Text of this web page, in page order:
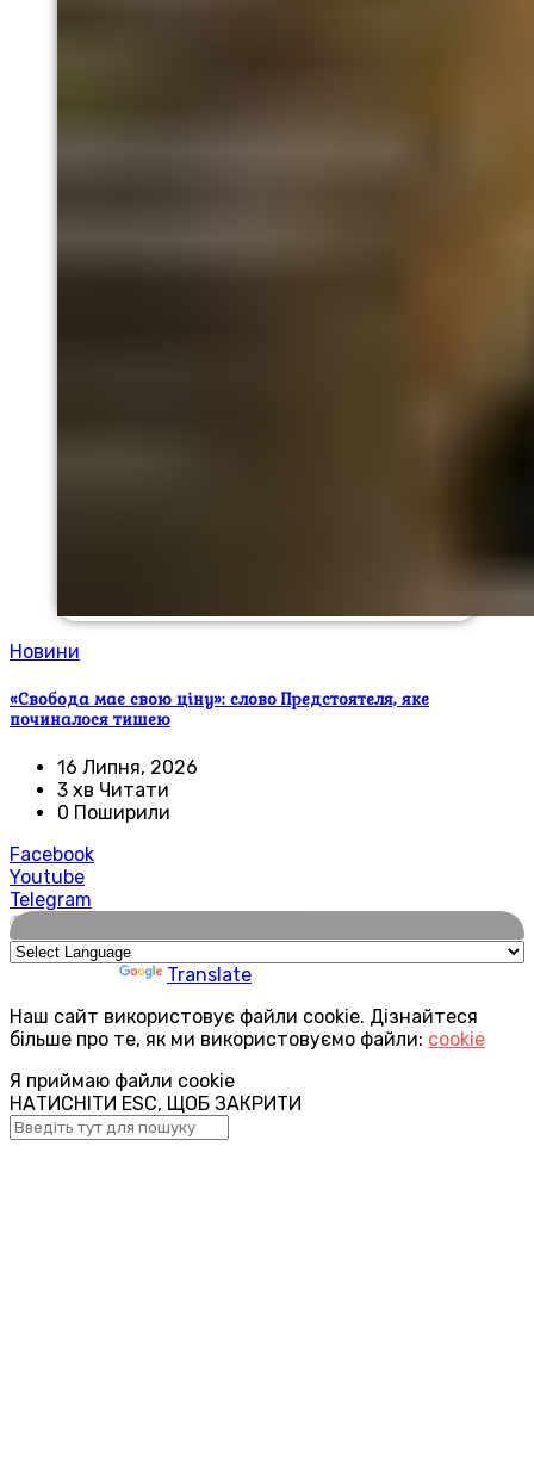
Новини
«Свобода має свою ціну»: слово Предстоятеля, яке
починалося тишею
16 Липня, 2026
3 хв Читати
0 Поширили
Facebook
Youtube
Telegram
🌍
Translate
Наш сайт використовує файли cookie. Дізнайтеся
більше про те, як ми використовуємо файли: cookie
Я приймаю файли cookie
НАТИСНІТИ ESC, ЩОБ ЗАКРИТИ